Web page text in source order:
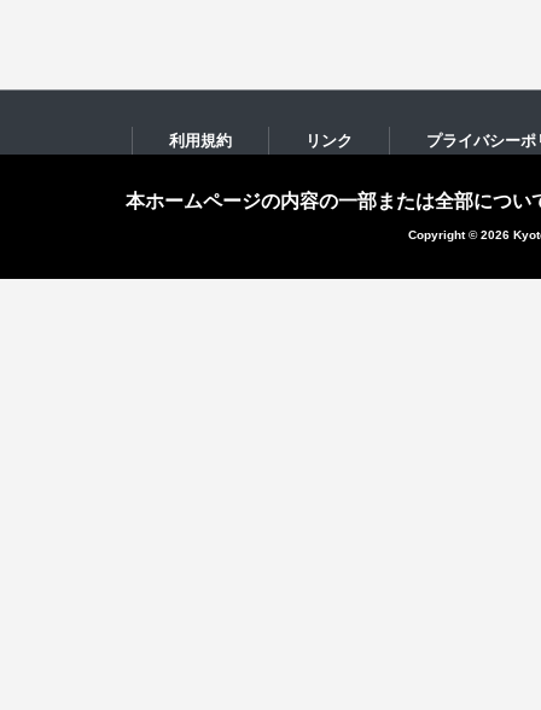
利用規約 リンク プライバシーポ
本ホームページの内容の一部または全部につ
Copyright © 2026